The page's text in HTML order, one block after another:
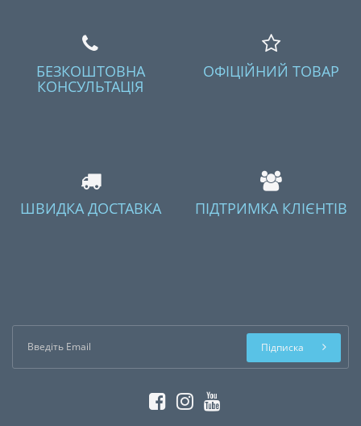
БЕЗКОШТОВНА
КОНСУЛЬТАЦІЯ
ОФІЦІЙНИЙ ТОВАР
ШВИДКА ДОСТАВКА ПІДТРИМКА КЛІЄНТІВ
Підписка